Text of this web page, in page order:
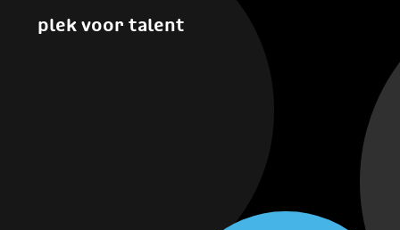
plek voor talent